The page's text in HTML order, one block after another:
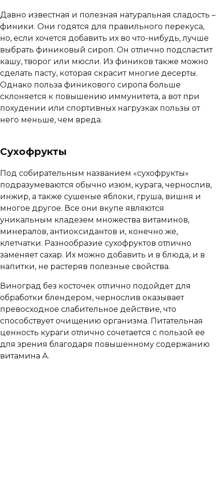
Давно известная и полезная натуральная сладость –
финики. Они годятся для правильного перекуса,
но, если хочется добавить их во что-нибудь, лучше
выбрать финиковый сироп. Он отлично подсластит
кашу, творог или мюсли. Из фиников также можно
сделать пасту, которая скрасит многие десерты.
Однако польза финикового сиропа больше
склоняется к повышению иммунитета, а вот при
похудении или спортивных нагрузках пользы от
него меньше, чем вреда.
Сухофрукты
Под собирательным названием «сухофрукты»
подразумеваются обычно изюм, курага, чернослив,
инжир, а также сушеные яблоки, груша, вишня и
многое другое. Все они вкупе являются
уникальным кладезем множества витаминов,
минералов, антиоксидантов и, конечно же,
клетчатки. Разнообразие сухофруктов отлично
заменяет сахар. Их можно добавить и в блюда, и в
напитки, не растеряв полезные свойства.
Виноград без косточек отлично подойдет для
обработки блендером, чернослив оказывает
превосходное слабительное действие, что
способствует очищению организма. Питательная
ценность кураги отлично сочетается с пользой ее
для зрения благодаря повышенному содержанию
витамина А.